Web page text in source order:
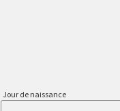
Jour de naissance